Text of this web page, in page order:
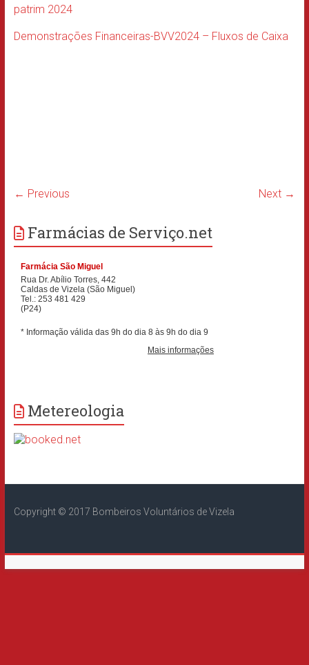
patrim 2024
Demonstrações Financeiras-BVV2024 – Fluxos de Caixa
← Previous Next →
Farmácias de Serviço.net
Metereologia
Copyright © 2017 Bombeiros Voluntários de Vizela